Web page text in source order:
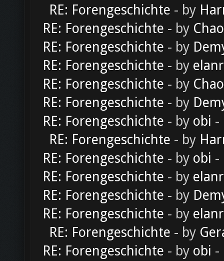
RE: Forengeschichte - by
RE: Forengeschichte - by
RE: Forengeschichte - by
RE: Forengeschichte - by
RE: Forengeschichte - by
RE: Forengeschichte - by
RE: Forengeschichte - by obi -
RE: Forengeschichte - by
RE: Forengeschichte - by obi -
RE: Forengeschichte - by
RE: Forengeschichte - by
RE: Forengeschichte - by
RE: Forengeschichte - by
RE: Forengeschichte - by obi -